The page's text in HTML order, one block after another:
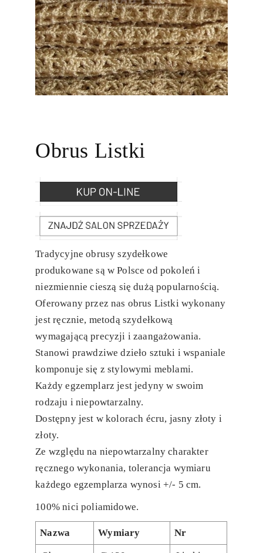
Obrus Listki
Tradycyjne obrusy szydełkowe
produkowane są w Polsce od pokoleń i
niezmiennie cieszą się dużą popularnością.
Oferowany przez nas obrus Listki wykonany
jest ręcznie, metodą szydełkową
wymagającą precyzji i zaangażowania.
Stanowi prawdziwe dzieło sztuki i wspaniale
komponuje się z stylowymi meblami.
Każdy egzemplarz jest jedyny w swoim
rodzaju i niepowtarzalny.
Dostępny jest w kolorach écru, jasny złoty i
złoty.
Ze względu na niepowtarzalny charakter
ręcznego wykonania, tolerancja wymiaru
każdego egzemplarza wynosi +/- 5 cm.
100% nici poliamidowe.
Nazwa Wymiary Nr